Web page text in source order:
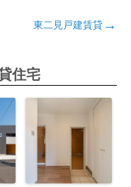
東二見戸建賃貸
住宅